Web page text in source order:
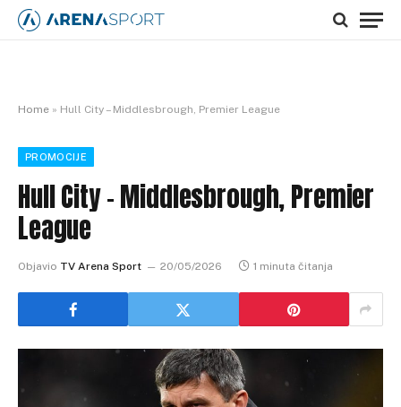
Home » Hull City – Middlesbrough, Premier League
PROMOCIJE
Hull City – Middlesbrough, Premier
League
Objavio TV Arena Sport 20/05/2026 1 minuta čitanja